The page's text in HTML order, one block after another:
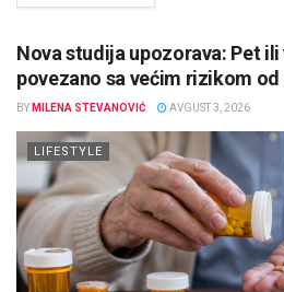
Nova studija upozorava: Pet
povezano sa većim rizikom
BY MILENA STEVANOVIĆ AVGUST 3, 2026
LIFESTYLE